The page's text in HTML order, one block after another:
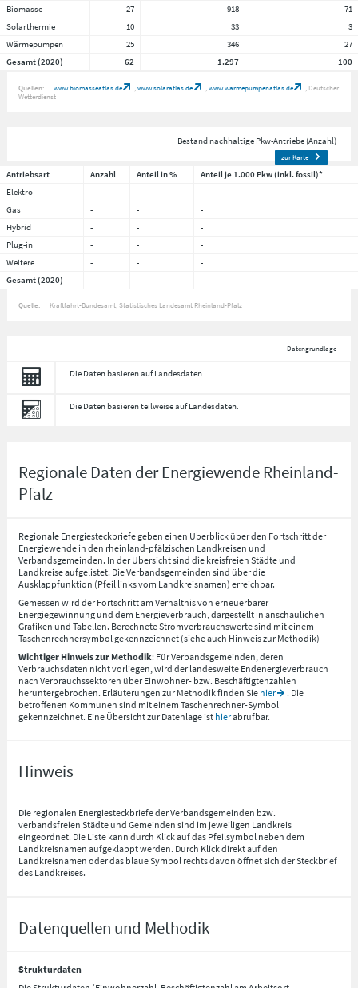
Biomasse
27 918
71
Solarthermie
10 33
3
Wärmepumpen
25 346
27
Gesamt (2020)
62 1.297 100
Quellen: www.biomasseatlas.de www.solaratlas.de www.wärmepumpenatlas.de
Deutscher
Wetterdienst
Bestand nachhaltige Pkw-Antriebe (Anzahl)
zur Karte
Antriebsart Anzahl Anteil in %
Anteil je 1.000 Pkw (inkl. fossil)*
Elektro
- -
-
Gas
- -
-
Hybrid
- -
-
Plug-in
- -
-
Weitere
- -
-
Gesamt (2020)
- - -
Quelle: Kraftfahrt-Bundesamt, Statistisches Landesamt Rheinland-Pfalz
Datengrundlage
Die Daten basieren auf Landesdaten.
Die Daten basieren teilweise auf Landesdaten.
Regionale Daten der Energiewende Rheinland-
Pfalz
Regionale Energiesteckbriefe geben einen Überblick über den Fortschritt der
Energiewende in den rheinland-pfälzischen Landkreisen und
Verbandsgemeinden. In der Übersicht sind die kreisfreien Städte und
Landkreise aufgelistet. Die Verbandsgemeinden sind über die
Ausklappfunktion (Pfeil links vom Landkreisnamen) erreichbar.
Gemessen wird der Fortschritt am Verhältnis von erneuerbarer
Energiegewinnung und dem Energieverbrauch, dargestellt in anschaulichen
Grafiken und Tabellen. Berechnete Stromverbrauchswerte sind mit einem
Taschenrechnersymbol gekennzeichnet (siehe auch Hinweis zur Methodik)
Wichtiger Hinweis zur Methodik: Für Verbandsgemeinden, deren
Verbrauchsdaten nicht vorliegen, wird der landesweite Endenergieverbrauch
nach Verbrauchssektoren über Einwohner- bzw. Beschäftigtenzahlen
heruntergebrochen. Erläuterungen zur Methodik finden Sie hier
. Die
betroffenen Kommunen sind mit einem Taschenrechner-Symbol
gekennzeichnet. Eine Übersicht zur Datenlage ist hierabrufbar.
Hinweis
Die regionalen Energiesteckbriefe der Verbandsgemeinden bzw.
verbandsfreien Städte und Gemeinden sind im jeweiligen Landkreis
eingeordnet. Die Liste kann durch Klick auf das Pfeilsymbol neben dem
Landkreisnamen aufgeklappt werden. Durch Klick direkt auf den
Landkreisnamen oder das blaue Symbol rechts davon öffnet sich der Steckbrief
des Landkreises.
Datenquellen und Methodik
Strukturdaten